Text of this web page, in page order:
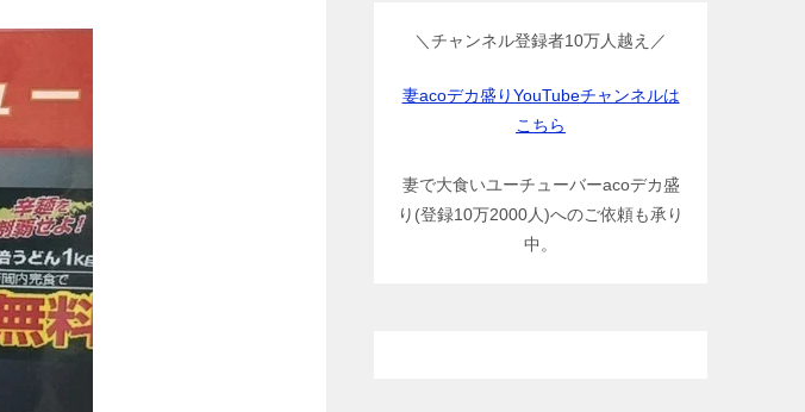
＼チャンネル登録者10万人越え／
妻acoデカ盛りYouTubeチャンネルは
こちら
妻で大食いユーチューバーacoデカ盛
り(登録10万2000人)へのご依頼も承り
中。